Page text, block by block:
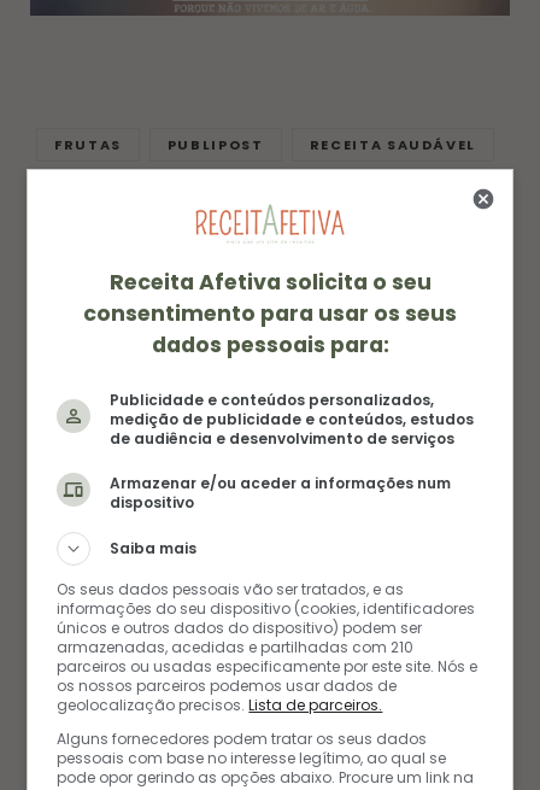
FRUTAS PUBLIPOST RECEITA SAUDÁVEL
RECEITAS SAUDÁVEIS VEGETARIANO
0
AUTORA
Amanda é a alma e as mãos por trás das receitas
do blog. Com um amor genuíno por todos os
sabores, ela encara qualquer prato de olhos
fechados e coração aberto. Sua paixão está na
aventura. Entre panelas e passagens, ela transforma
Receita Afetiva solicita o seu
consentimento para usar os seus
dados pessoais para:
Publicidade e conteúdos personalizados,
medição de publicidade e conteúdos, estudos
de audiência e desenvolvimento de serviços
Armazenar e/ou aceder a informações num
dispositivo
Saiba mais
Os seus dados pessoais vão ser tratados, e as
informações do seu dispositivo (cookies, identificadores
únicos e outros dados do dispositivo) podem ser
armazenadas, acedidas e partilhadas com 210
parceiros ou usadas especificamente por este site. Nós e
os nossos parceiros podemos usar dados de
geolocalização precisos.Lista de parceiros.
Alguns fornecedores podem tratar os seus dados
pessoais com base no interesse legítimo, ao qual se
pode opor gerindo as opções abaixo. Procure um link na